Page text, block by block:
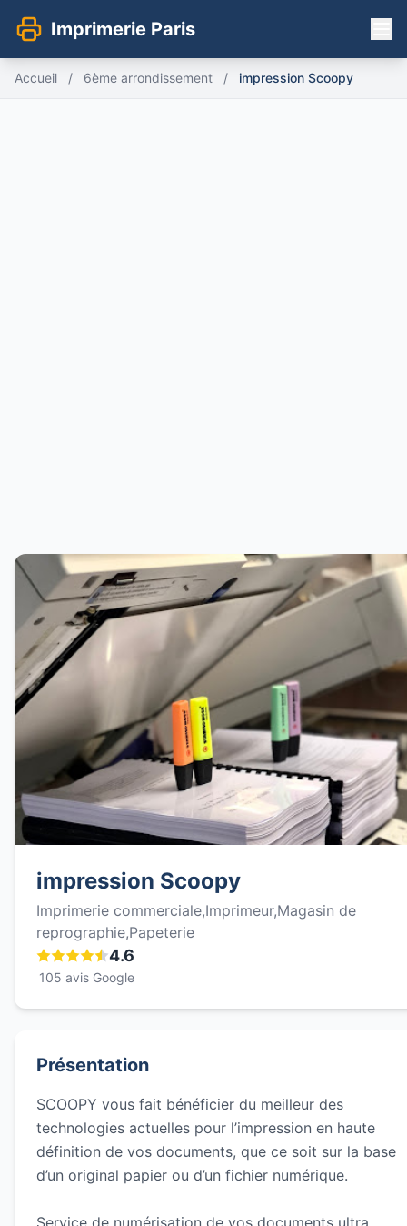
Imprimerie Paris
Accueil / 6ème arrondissement / impression Scoopy
impression Scoopy
Imprimerie commerciale,Imprimeur,Magasin de
reprographie,Papeterie
4.6
105 avis Google
Présentation
SCOOPY vous fait bénéficier du meilleur des
technologies actuelles pour l’impression en haute
définition de vos documents, que ce soit sur la base
d’un original papier ou d’un fichier numérique.
Service de numérisation de vos documents ultra